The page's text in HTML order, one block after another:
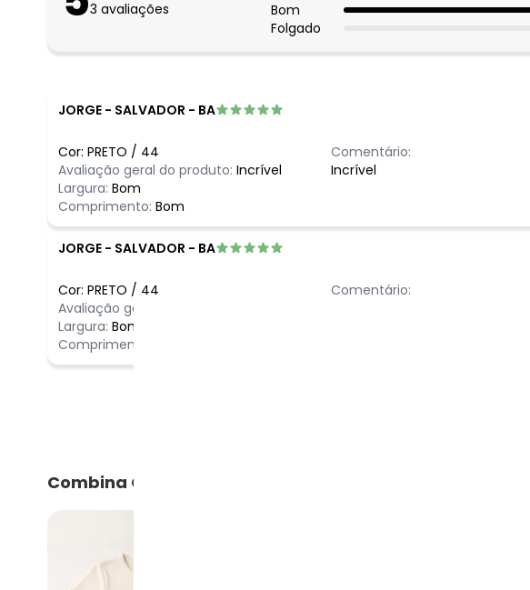
3 avaliações
Bom
Folgado
JORGE - SALVADOR - BA
Cor: PRETO / 44
Avaliação geral do produto: Incrível
Largura: Bom
Comprimento: Bom
Comentário:
Incrível
JORGE - SALVADOR - BA
Cor: PRETO / 44
Avaliação geral do produto:
Largura: Bom
Comprimento:
Comentário:
Combina Com